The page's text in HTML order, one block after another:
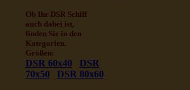
Ob Ihr DSR Schiff
auch dabei ist,
finden Sie in den
Kategorien.
Größen:
DSR 60x40
DSR
70x50
DSR 80x60